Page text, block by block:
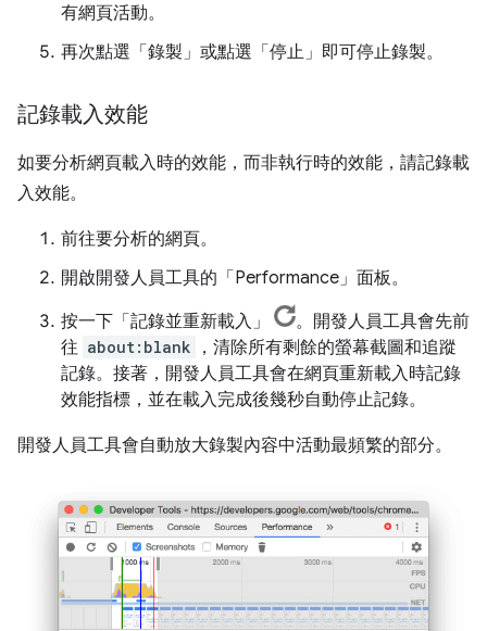
有網頁活動。
再次點選「錄製」 或點選「停止」 即可停止錄製。
記錄載入效能
如要分析網頁載入時的效能，而非執行時的效能，請記錄載
入效能。
前往要分析的網頁。
開啟開發人員工具的「Performance」 面板。
按一下「記錄並重新載入」
。開發人員工具會先前
往 about:blank
，清除所有剩餘的螢幕截圖和追蹤
記錄。接著，開發人員工具會在網頁重新載入時記錄
效能指標，並在載入完成後幾秒自動停止記錄。
開發人員工具會自動放大錄製內容中活動最頻繁的部分。